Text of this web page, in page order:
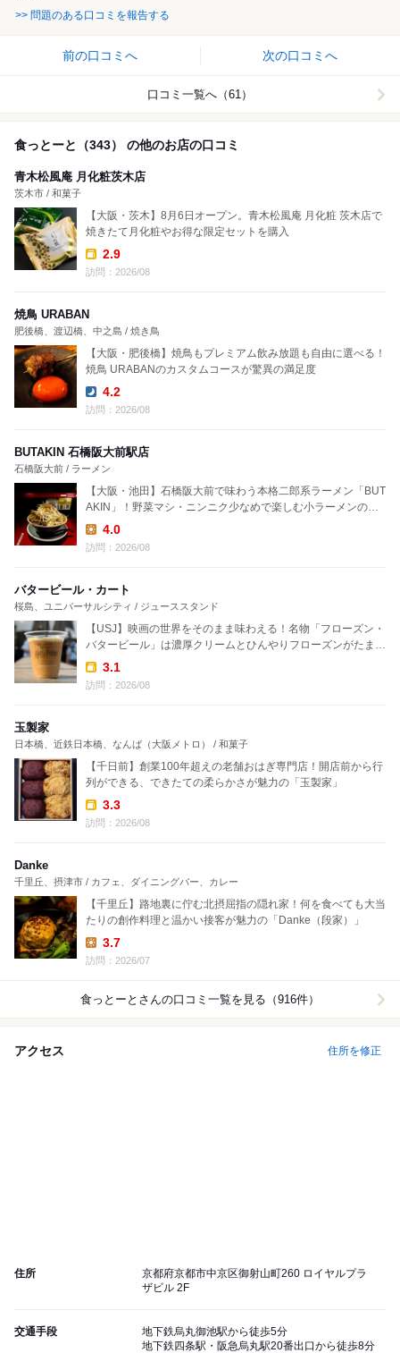
>> 問題のある口コミを報告する
前の口コミへ 次の口コミへ
口コミ一覧へ（61）
食っとーと（343） の他のお店の口コミ
青木松風庵 月化粧茨木店
茨木市 / 和菓子
【大阪・茨木】8月6日オープン。青木松風庵 月化粧 茨木店で
焼きたて月化粧やお得な限定セットを購入
Takeout:
2.9
訪問：2026/08
焼鳥 URABAN
肥後橋、渡辺橋、中之島 / 焼き鳥
【大阪・肥後橋】焼鳥もプレミアム飲み放題も自由に選べる！
焼鳥 URABANのカスタムコースが驚異の満足度
Dinner:
4.2
訪問：2026/08
BUTAKIN 石橋阪大前駅店
石橋阪大前 / ラーメン
【大阪・池田】石橋阪大前で味わう本格二郎系ラーメン「BUT
AKIN」！野菜マシ・ニンニク少なめで楽しむ小ラーメンの圧
倒的ボリュームを実食
Lunch:
4.0
訪問：2026/08
バタービール・カート
桜島、ユニバーサルシティ / ジューススタンド
⁡⁡【USJ】映画の世界をそのまま味わえる！名物「フローズン・
バタービール」は濃厚クリームとひんやりフローズンがたまら
ない、パークに行ったら絶対飲みたい魔法の一杯
Takeout:
3.1
訪問：2026/08
玉製家
日本橋、近鉄日本橋、なんば（大阪メトロ） / 和菓子
【千日前】創業100年超えの老舗おはぎ専門店！開店前から行
列ができる、できたての柔らかさが魅力の「玉製家」
Takeout:
3.3
訪問：2026/08
Danke
千里丘、摂津市 / カフェ、ダイニングバー、カレー
【千里丘】路地裏に佇む北摂屈指の隠れ家！何を食べても大当
たりの創作料理と温かい接客が魅力の「Danke（段家）」
Lunch:
3.7
訪問：2026/07
食っとーと さんの口コミ一覧を見る（916件）
アクセス 住所を修正
住所
京都府京都市中京区御射山町260 ロイヤルプラ
ザビル 2F
交通手段
地下鉄烏丸御池駅から徒歩5分
地下鉄四条駅・阪急烏丸駅20番出口から徒歩8分